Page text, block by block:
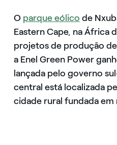
O parque eólico de
Eastern Cape, na África
projetos de produção
a Enel Green Power
lançada pelo governo
central está localizada
cidade rural fundada em